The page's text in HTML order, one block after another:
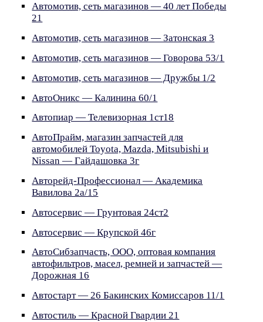
Автомотив, сеть магазинов — 40 лет Победы
21
Автомотив, сеть магазинов — Затонская 3
Автомотив, сеть магазинов — Говорова 53/1
Автомотив, сеть магазинов — Дружбы 1/2
АвтоОникс — Калинина 60/1
Автопиар — Телевизорная 1ст18
АвтоПрайм, магазин запчастей для
автомобилей Toyota, Mazda, Mitsubishi и
Nissan — Гайдашовка 3г
Авторейд-Профессионал — Академика
Вавилова 2а/15
Автосервис — Грунтовая 24ст2
Автосервис — Крупской 46г
АвтоСибзапчасть, ООО, оптовая компания
автофильтров, масел, ремней и запчастей —
Дорожная 16
Автостарт — 26 Бакинских Комиссаров 11/1
Автостиль — Красной Гвардии 21